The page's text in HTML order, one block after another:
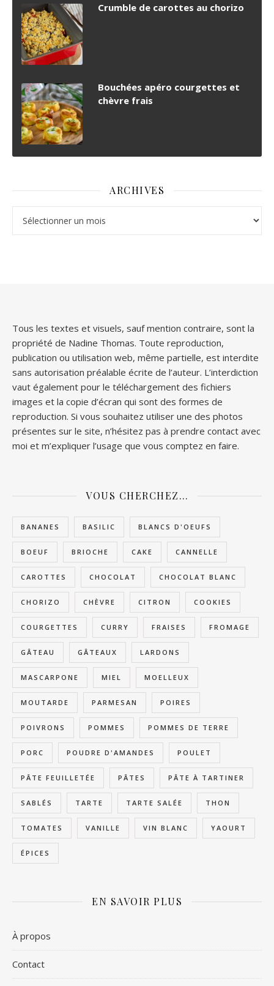
Crumble de carottes au chorizo
Bouchées apéro courgettes et
chèvre frais
ARCHIVES
Tous les textes et visuels, sauf mention contraire, sont la
propriété de Nadine Thomas. Toute reproduction,
publication ou utilisation web, même partielle, est interdite
sans autorisation préalable écrite de l’auteur. L’interdiction
vaut également pour le téléchargement des fichiers
images et la copie d’écran qui sont des formes de
reproduction. Si vous souhaitez utiliser une des photos
présentes sur le site, n’hésitez pas à prendre contact avec
moi et m’expliquer l’usage que vous comptez en faire.
VOUS CHERCHEZ…
BANANES BASILIC BLANCS D'OEUFS
BOEUF BRIOCHE CAKE CANNELLE
CAROTTES CHOCOLAT CHOCOLAT BLANC
CHORIZO CHÈVRE CITRON COOKIES
COURGETTES CURRY FRAISES FROMAGE
GÂTEAU GÂTEAUX LARDONS
MASCARPONE MIEL MOELLEUX
MOUTARDE PARMESAN POIRES
POIVRONS POMMES POMMES DE TERRE
PORC POUDRE D'AMANDES POULET
PÂTE FEUILLETÉE PÂTES PÂTE À TARTINER
SABLÉS TARTE TARTE SALÉE THON
TOMATES VANILLE VIN BLANC YAOURT
ÉPICES
EN SAVOIR PLUS
À propos
Contact